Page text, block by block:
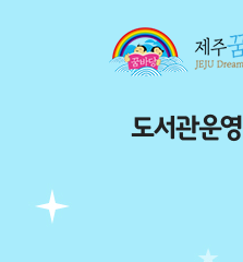
도서관운영